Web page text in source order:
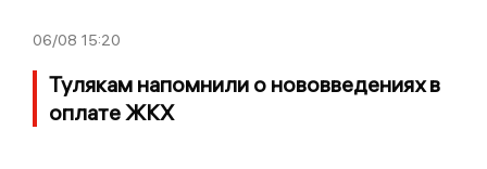
06/08 15:20
Тулякам напомнили о нововведениях в
оплате ЖКХ